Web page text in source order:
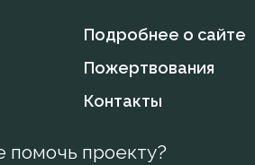
Подробнее о сайте
Пожертвования
Контакты
помочь проекту?